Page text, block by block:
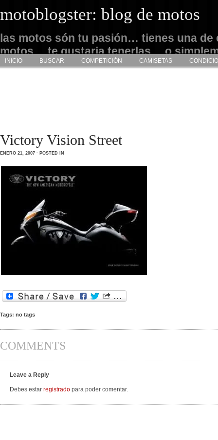
motoblogster: blog de motos
las motos són tu pasión… tienes una de
motos… te gustaria tenerlas… o
admirarlas… este es tu sitio
INICIO BUSCAR COMPETICIÓN CAMISETAS
Victory Vision Street
ENERO 21, 2007 · POSTED IN
Tags: no tags
COMMENTS
Leave a Reply
Debes estar registrado para poder comentar.